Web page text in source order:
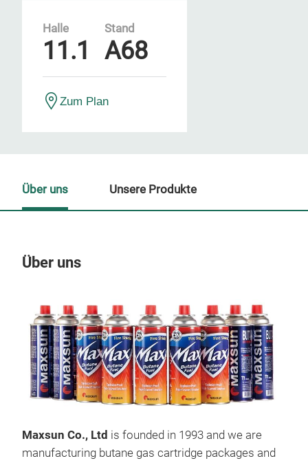
Halle
11.1
Stand
A68
Zum Plan
Über uns
Maxsun Co., Ltd is founded in 1993 and we are
manufacturing butane gas cartridge packages and
Über uns Unsere Produkte